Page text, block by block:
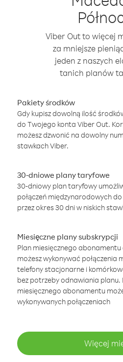
Viber Out to więcej
za mniejsze
jeden z naszych
tanich planów
Pakiety środków
Gdy kupisz dowolną ilość
do Twojego konta Viber Out.
możesz dzwonić na dowolny
stawkach Viber.
30-dniowe plany taryfowe
30-dniowy plan taryfowy
połączeń międzynarodowych
przez okres 30 dni w niskich
Miesięczne plany subskrypcji
Plan miesięcznego abonamentu
możesz wykonywać połączenia
telefony stacjonarne i
bez potrzeby odnawiania planu.
miesięcznego abonamentu
wykonywanych połączeniach
Więcej